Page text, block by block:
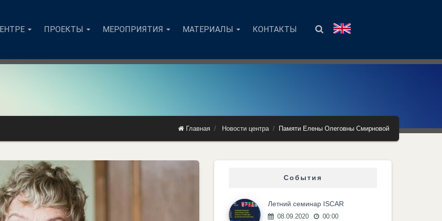
ПРОЕКТЫ МЕРОПРИЯТИЯ МАТЕРИАЛЫ КОНТАКТЫ
Главная Новости центра Памяти Елены Олеговны Смирновой
События
Летний семинар ISCAR
08.09.2020 00:00